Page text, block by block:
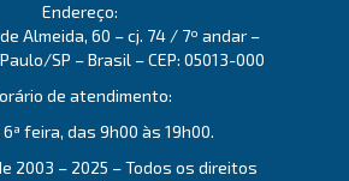
Endereço:
Almeida, 60 – cj. 74 / 7º andar –
SP – Brasil – CEP: 05013-000
de atendimento:
6ª feira, das 9h00 às 19h00.
2003 – 2025 – Todos os direitos